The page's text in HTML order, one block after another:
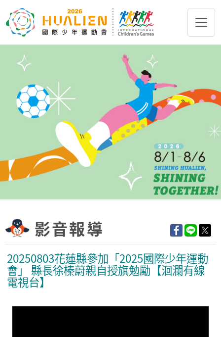
影音報導
20250803花蓮縣參加「2025國際少年運動
會」 縣長徐榛蔚親自授旗勉勵【洄瀾有線
電視台】